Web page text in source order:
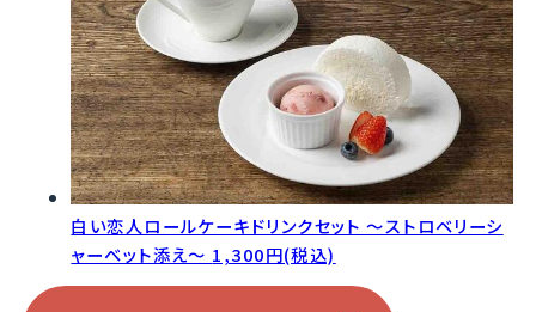
白い恋人ロールケーキドリンクセット ～ストロベリーシ
ャーベット添え～ 1,300円(税込)